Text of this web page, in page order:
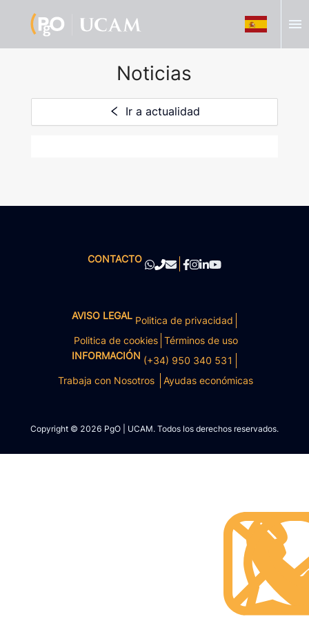
menu
Noticias
Ir a actualidad
CONTACTO
AVISO LEGAL Politica de privacidad
Politica de cookies Términos de uso
INFORMACIÓN (+34) 950 340 531
Trabaja con Nosotros
Ayudas económicas
Copyright © 2026 PgO | UCAM. Todos los derechos reservados.